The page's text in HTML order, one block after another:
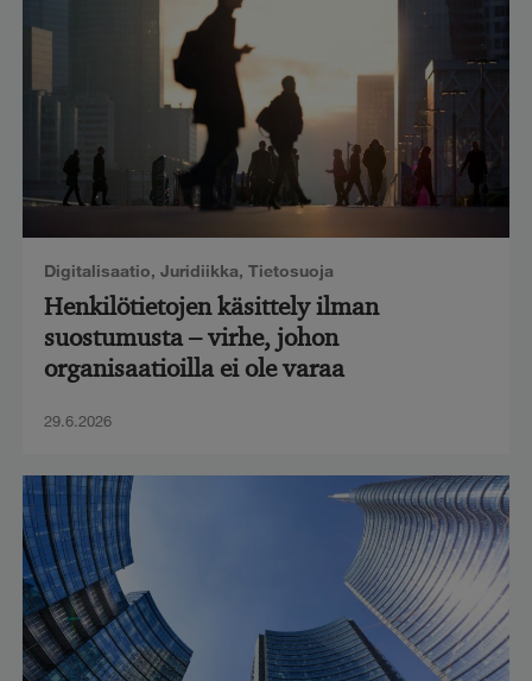
Digitalisaatio, Juridiikka, Tietosuoja
Henkilötietojen käsittely ilman
suostumusta – virhe, johon
organisaatioilla ei ole varaa
29.6.2026